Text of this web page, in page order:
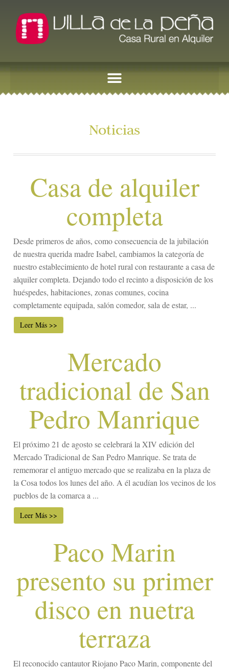
Noticias
Casa de alquiler
completa
Desde primeros de años, como consecuencia de la jubilación
de nuestra querida madre Isabel, cambiamos la categoría de
nuestro establecimiento de hotel rural con restaurante a casa de
alquiler completa. Dejando todo el recinto a disposición de los
huéspedes, habitaciones, zonas comunes, cocina
completamente equipada, salón comedor, sala de estar, ...
Leer Más >>
Mercado
tradicional de San
Pedro Manrique
El próximo 21 de agosto se celebrará la XIV edición del
Mercado Tradicional de San Pedro Manrique. Se trata de
rememorar el antiguo mercado que se realizaba en la plaza de
la Cosa todos los lunes del año. A él acudían los vecinos de los
pueblos de la comarca a ...
Leer Más >>
Paco Marin
presento su primer
disco en nuetra
terraza
El reconocido cantautor Riojano Paco Marin, componente del